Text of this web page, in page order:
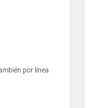
por línea